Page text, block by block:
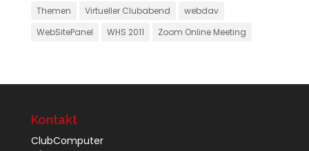
Themen
Virtueller Clubabend
webdav
WebSitePanel
WHS 2011 Zoom Online Meeting
Kontakt
ClubComputer